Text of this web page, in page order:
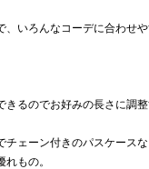
、いろんなコーデに合わせ
きるのでお好みの長さに調
チェーン付きのパスケース
もの。